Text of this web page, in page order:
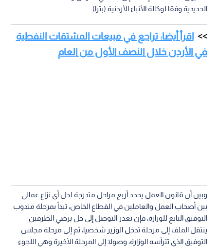
الحديدية.وفقا لوكالة الأنباء الأردنية (بترا).
اقرأ أيضا: تراجع في مبيعات المشتقات النفطية
في الأردن خلال النصف الأول من العام
وبين أن قانون العمل يحدد أربع مراحل متدرجة لحل أي نزاع عمالي
بين أصحاب العمل والعاملين في القطاع الخاص، تبدأ بمرحلة مندوب
التوفيق التابع للوزارة، فإن تعذر التوصل إلى حل يرضي الطرفين
ينتقل الملف إلى مرحلة تدخل الوزير شخصيا، ثم إلى مرحلة مجلس
التوفيق الذي تترأسه الوزارة، وصولا إلى المرحلة الأخيرة وهي اللجوء